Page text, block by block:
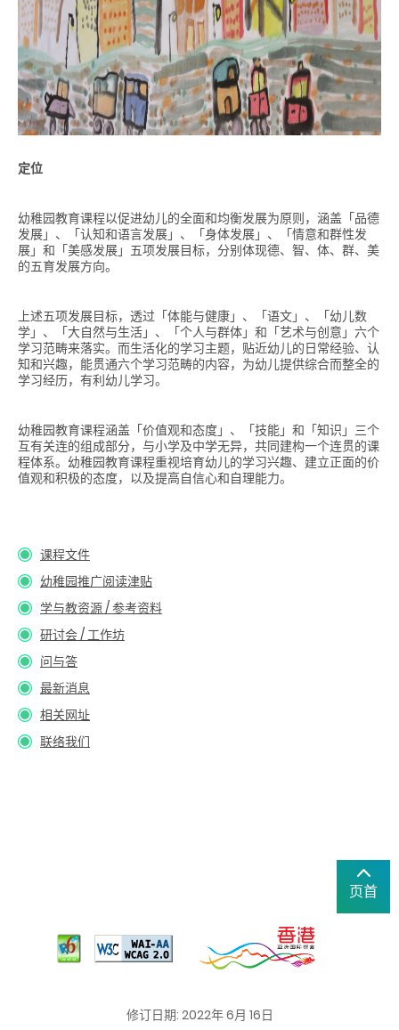
定位
幼稚园教育课程以促进幼儿的全面和均衡发展为原则，涵盖「品德
发展」、「认知和语言发展」、「身体发展」、「情意和群性发
展」和「美感发展」五项发展目标，分别体现德、智、体、群、美
的五育发展方向。
上述五项发展目标，透过「体能与健康」、「语文」、「幼儿数
学」、「大自然与生活」、「个人与群体」和「艺术与创意」六个
学习范畴来落实。而生活化的学习主题，贴近幼儿的日常经验、认
知和兴趣，能贯通六个学习范畴的内容，为幼儿提供综合而整全的
学习经历，有利幼儿学习。
幼稚园教育课程涵盖「价值观和态度」、「技能」和「知识」三个
互有关连的组成部分，与小学及中学无异，共同建构一个连贯的课
程体系。幼稚园教育课程重视培育幼儿的学习兴趣、建立正面的价
值观和积极的态度，以及提高自信心和自理能力。
课程文件
幼稚园推广阅读津贴
学与教资源 / 参考资料
研讨会 / 工作坊
问与答
最新消息
相关网址
联络我们
页首
修订日期: 2022年 6月 16日